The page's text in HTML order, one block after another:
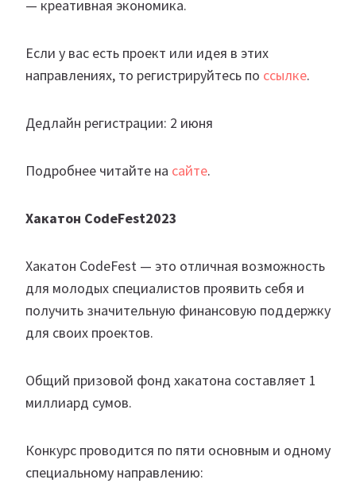
— креативная экономика.
Если у вас есть проект или идея в этих
направлениях, то регистрируйтесь по ссылке.
Дедлайн регистрации: 2 июня
Подробнее читайте на сайте.
Хакатон CodeFest2023
Хакатон CodeFest — это отличная возможность
для молодых специалистов проявить себя и
получить значительную финансовую поддержку
для своих проектов.
Общий призовой фонд хакатона составляет 1
миллиард сумов.
Конкурс проводится по пяти основным и одному
специальному направлению: